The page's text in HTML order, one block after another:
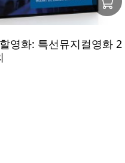
영화: 특선뮤지컬영화 2